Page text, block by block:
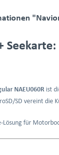
NAEU060R ist
SD vereint die
Lösung für